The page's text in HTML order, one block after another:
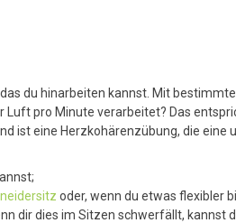
du hinarbeiten kannst. Mit
pro Minute verarbeitet? Das
ist eine Herzkohärenzübung, die
oder, wenn du etwas flexibler
dir dies im Sitzen schwerfällt, kannst